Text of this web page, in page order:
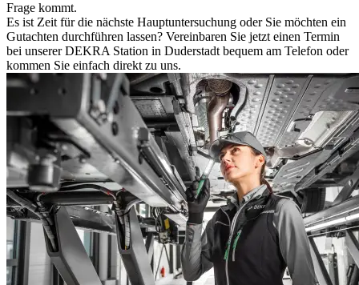
Frage kommt.
Es ist Zeit für die nächste Hauptuntersuchung oder Sie möchten ein
Gutachten durchführen lassen? Vereinbaren Sie jetzt einen Termin
bei unserer DEKRA Station in Duderstadt bequem am Telefon oder
kommen Sie einfach direkt zu uns.